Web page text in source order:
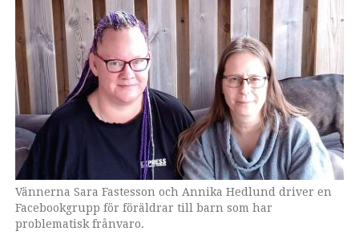
Vännerna Sara Fastesson och Annika Hedlund driver en
Facebookgrupp för föräldrar till barn som har
problematisk frånvaro.